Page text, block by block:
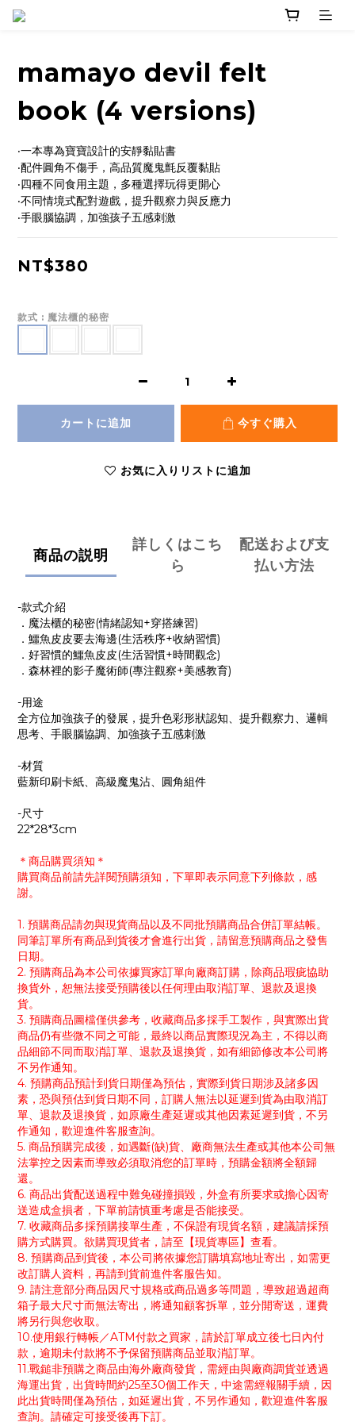
mamayo devil felt
book (4 versions)
‧一本專為寶寶設計的安靜黏貼書
‧配件圓角不傷手，高品質魔鬼氈反覆黏貼
‧四種不同食用主題，多種選擇玩得更開心
‧不同情境式配對遊戲，提升觀察力與反應力
‧手眼腦協調，加強孩子五感刺激
NT$380
款式 : 魔法櫃的秘密
カートに追加 今すぐ購入
お気に入りリストに追加
商品の説明
詳しくはこち
ら
配送および支
払い方法
-款式介紹
．魔法櫃的秘密(情緒認知+穿搭練習)
．鱷魚皮皮要去海邊(生活秩序+收納習慣)
．好習慣的鱷魚皮皮(生活習慣+時間觀念)
．森林裡的影子魔術師(專注觀察+美感教育)
-用途
全方位加強孩子的發展，提升色彩形狀認知、提升觀察力、邏輯
思考、手眼腦協調、加強孩子五感刺激
-材質
藍新印刷卡紙、高級魔鬼沾、圓角組件
-尺寸
22*28*3cm
＊商品購買須知＊
購買商品前請先詳閱預購須知，下單即表示同意下列條款，感
謝。
1. 預購商品請勿與現貨商品以及不同批預購商品合併訂單結帳。
同筆訂單所有商品到貨後才會進行出貨，請留意預購商品之發售
日期。
2. 預購商品為本公司依據買家訂單向廠商訂購，除商品瑕疵協助
換貨外，恕無法接受預購後以任何理由取消訂單、退款及退換
貨。
3. 預購商品圖檔僅供參考，收藏商品多採手工製作，與實際出貨
商品仍有些微不同之可能，最終以商品實際現況為主，不得以商
品細節不同而取消訂單、退款及退換貨，如有細節修改本公司將
不另作通知。
4. 預購商品預計到貨日期僅為預估，實際到貨日期涉及諸多因
素，恐與預估到貨日期不同，訂購人無法以延遲到貨為由取消訂
單、退款及退換貨，如原廠生產延遲或其他因素延遲到貨，不另
作通知，歡迎進件客服查詢。
5. 商品預購完成後，如遇斷(缺)貨、廠商無法生產或其他本公司無
法掌控之因素而導致必須取消您的訂單時，預購金額將全額歸
還。
6. 商品出貨配送過程中難免碰撞損毀，外盒有所要求或擔心因寄
送造成盒損者，下單前請慎重考慮是否能接受。
7. 收藏商品多採預購接單生產，不保證有現貨名額，建議請採預
購方式購買。欲購買現貨者，請至【現貨專區】查看。
8. 預購商品到貨後，本公司將依據您訂購填寫地址寄出，如需更
改訂購人資料，再請到貨前進件客服告知。
9. 請注意部分商品因尺寸規格或商品過多等問題，導致超過超商
箱子最大尺寸而無法寄出，將通知顧客拆單，並分開寄送，運費
將另行與您收取。
10.使用銀行轉帳／ATM付款之買家，請於訂單成立後七日內付
款，逾期未付款將不予保留預購商品並取消訂單。
11.戰鎚非預購之商品由海外廠商發貨，需經由與廠商調貨並透過
海運出貨，出貨時間約25至30個工作天，中途需經報關手續，因
此出貨時間僅為預估，如延遲出貨，不另作通知，歡迎進件客服
查詢。請確定可接受後再下訂。